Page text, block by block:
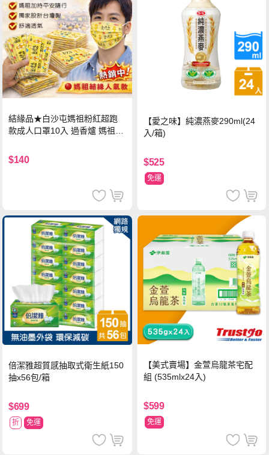
結緣品★白沙屯媽祖粉紅超跑
款成人口罩10入 過香爐 媽祖加
$140
【愛之味】純濃燕麥290ml(24
入/箱)
$525
免運
倍潔雅超質感抽取式衛生紙150
抽x56包/箱
$699
折 免運
【美式賣場】金萱烏龍茶宅配
組 (535mlx24入)
$599
免運